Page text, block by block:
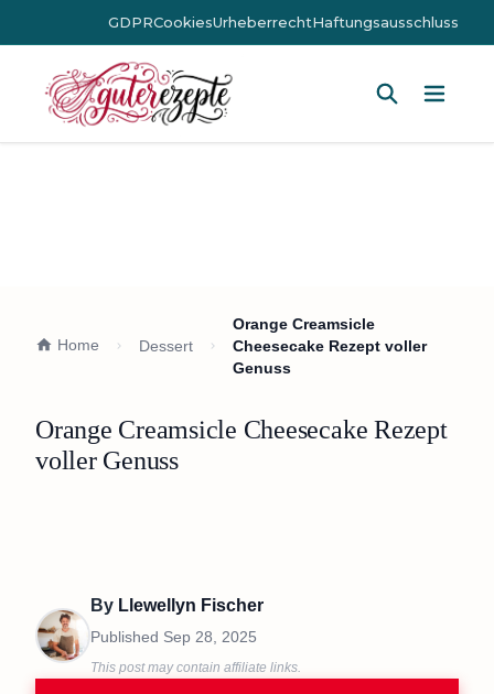
GDPRCookiesUrheberrechtHaftungsausschluss
Home Dessert
Orange Creamsicle
Cheesecake Rezept voller
Genuss
Orange Creamsicle Cheesecake Rezept
voller Genuss
By Llewellyn Fischer
Published Sep 28, 2025
This post may contain affiliate links.